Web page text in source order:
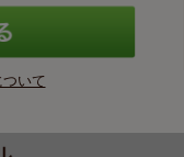
いて